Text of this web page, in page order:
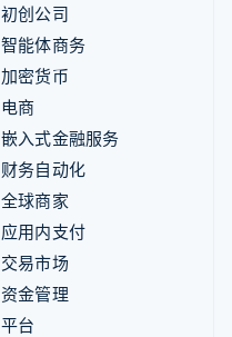
初创公司
智能体商务
加密货币
电商
嵌入式金融服务
财务自动化
全球商家
应用内支付
交易市场
资金管理
平台